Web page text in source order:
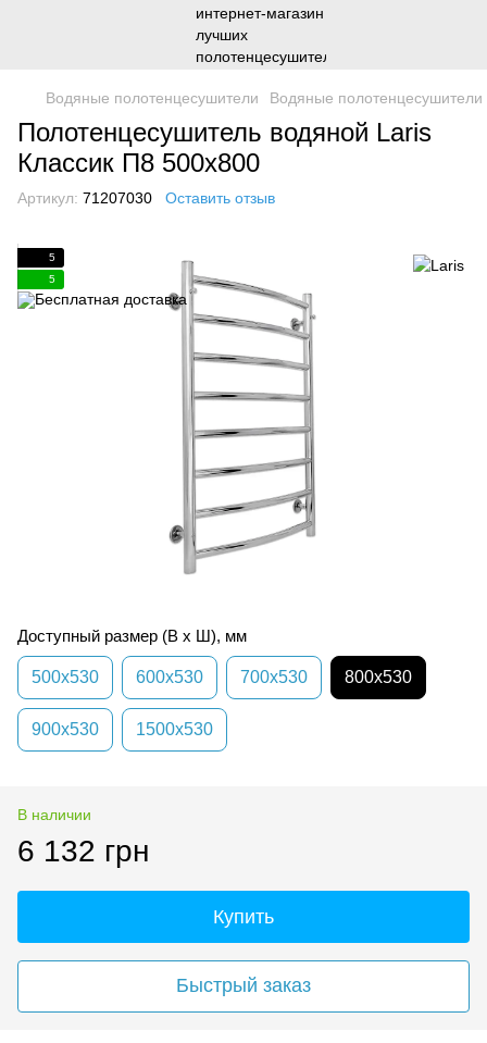
Водяные полотенцесушители Водяные полотенцесушители
Полотенцесушитель водяной Laris
Классик П8 500х800
Артикул: 71207030 Оставить отзыв
5
5
Доступный размер (В х Ш), мм
500х530 600х530 700х530 800х530
900х530 1500х530
В наличии
6 132 грн
Купить
Быстрый заказ